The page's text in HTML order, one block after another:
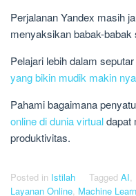
Perjalanan Yandex masih
menyaksikan babak-babak
Pelajari lebih dalam
yang bikin mudik makin
Pahami bagaimana
online di dunia virtualdapat
produktivitas.
Posted in Istilah Tagged AI
Layanan Online Machine